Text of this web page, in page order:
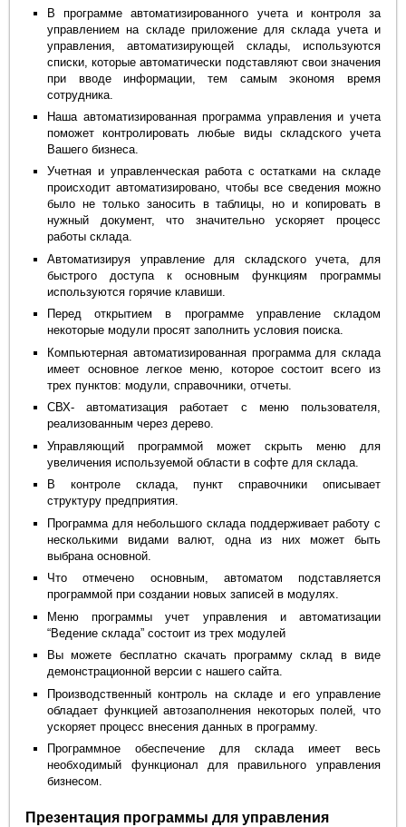
В программе автоматизированного учета и контроля за
управлением на складе приложение для склада учета и
управления, автоматизирующей склады, используются
списки, которые автоматически подставляют свои значения
при вводе информации, тем самым экономя время
сотрудника.
Наша автоматизированная программа управления и учета
поможет контролировать любые виды складского учета
Вашего бизнеса.
Учетная и управленческая работа с остатками на складе
происходит автоматизировано, чтобы все сведения можно
было не только заносить в таблицы, но и копировать в
нужный документ, что значительно ускоряет процесс
работы склада.
Автоматизируя управление для складского учета, для
быстрого доступа к основным функциям программы
используются горячие клавиши.
Перед открытием в программе управление складом
некоторые модули просят заполнить условия поиска.
Компьютерная автоматизированная программа для склада
имеет основное легкое меню, которое состоит всего из
трех пунктов: модули, справочники, отчеты.
СВХ- автоматизация работает с меню пользователя,
реализованным через дерево.
Управляющий программой может скрыть меню для
увеличения используемой области в софте для склада.
В контроле склада, пункт справочники описывает
структуру предприятия.
Программа для небольшого склада поддерживает работу с
несколькими видами валют, одна из них может быть
выбрана основной.
Что отмечено основным, автоматом подставляется
программой при создании новых записей в модулях.
Меню программы учет управления и автоматизации
“Ведение склада” состоит из трех модулей
Вы можете бесплатно скачать программу склад в виде
демонстрационной версии с нашего сайта.
Производственный контроль на складе и его управление
обладает функцией автозаполнения некоторых полей, что
ускоряет процесс внесения данных в программу.
Программное обеспечение для склада имеет весь
необходимый функционал для правильного управления
бизнесом.
Презентация программы для управления